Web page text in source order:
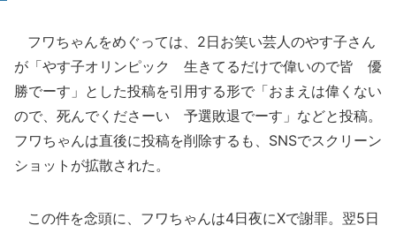
フワちゃんをめぐっては、2日お笑い芸人のやす子さん
が「やす子オリンピック 生きてるだけで偉いので皆 優
勝でーす」とした投稿を引用する形で「おまえは偉くない
ので、死んでくださーい 予選敗退でーす」などと投稿。
フワちゃんは直後に投稿を削除するも、SNSでスクリーン
ショットが拡散された。
この件を念頭に、フワちゃんは4日夜にXで謝罪。翌5日